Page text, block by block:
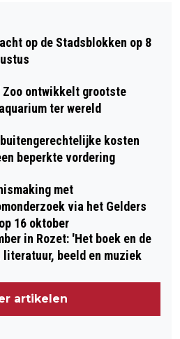
op de Stadsblokken op 8
Zoo ontwikkelt grootste
ter wereld
kosten
beperkte vordering
met
via het Gelders
16 oktober
in Rozet: 'Het boek en de
literatuur, beeld en muziek
artikelen